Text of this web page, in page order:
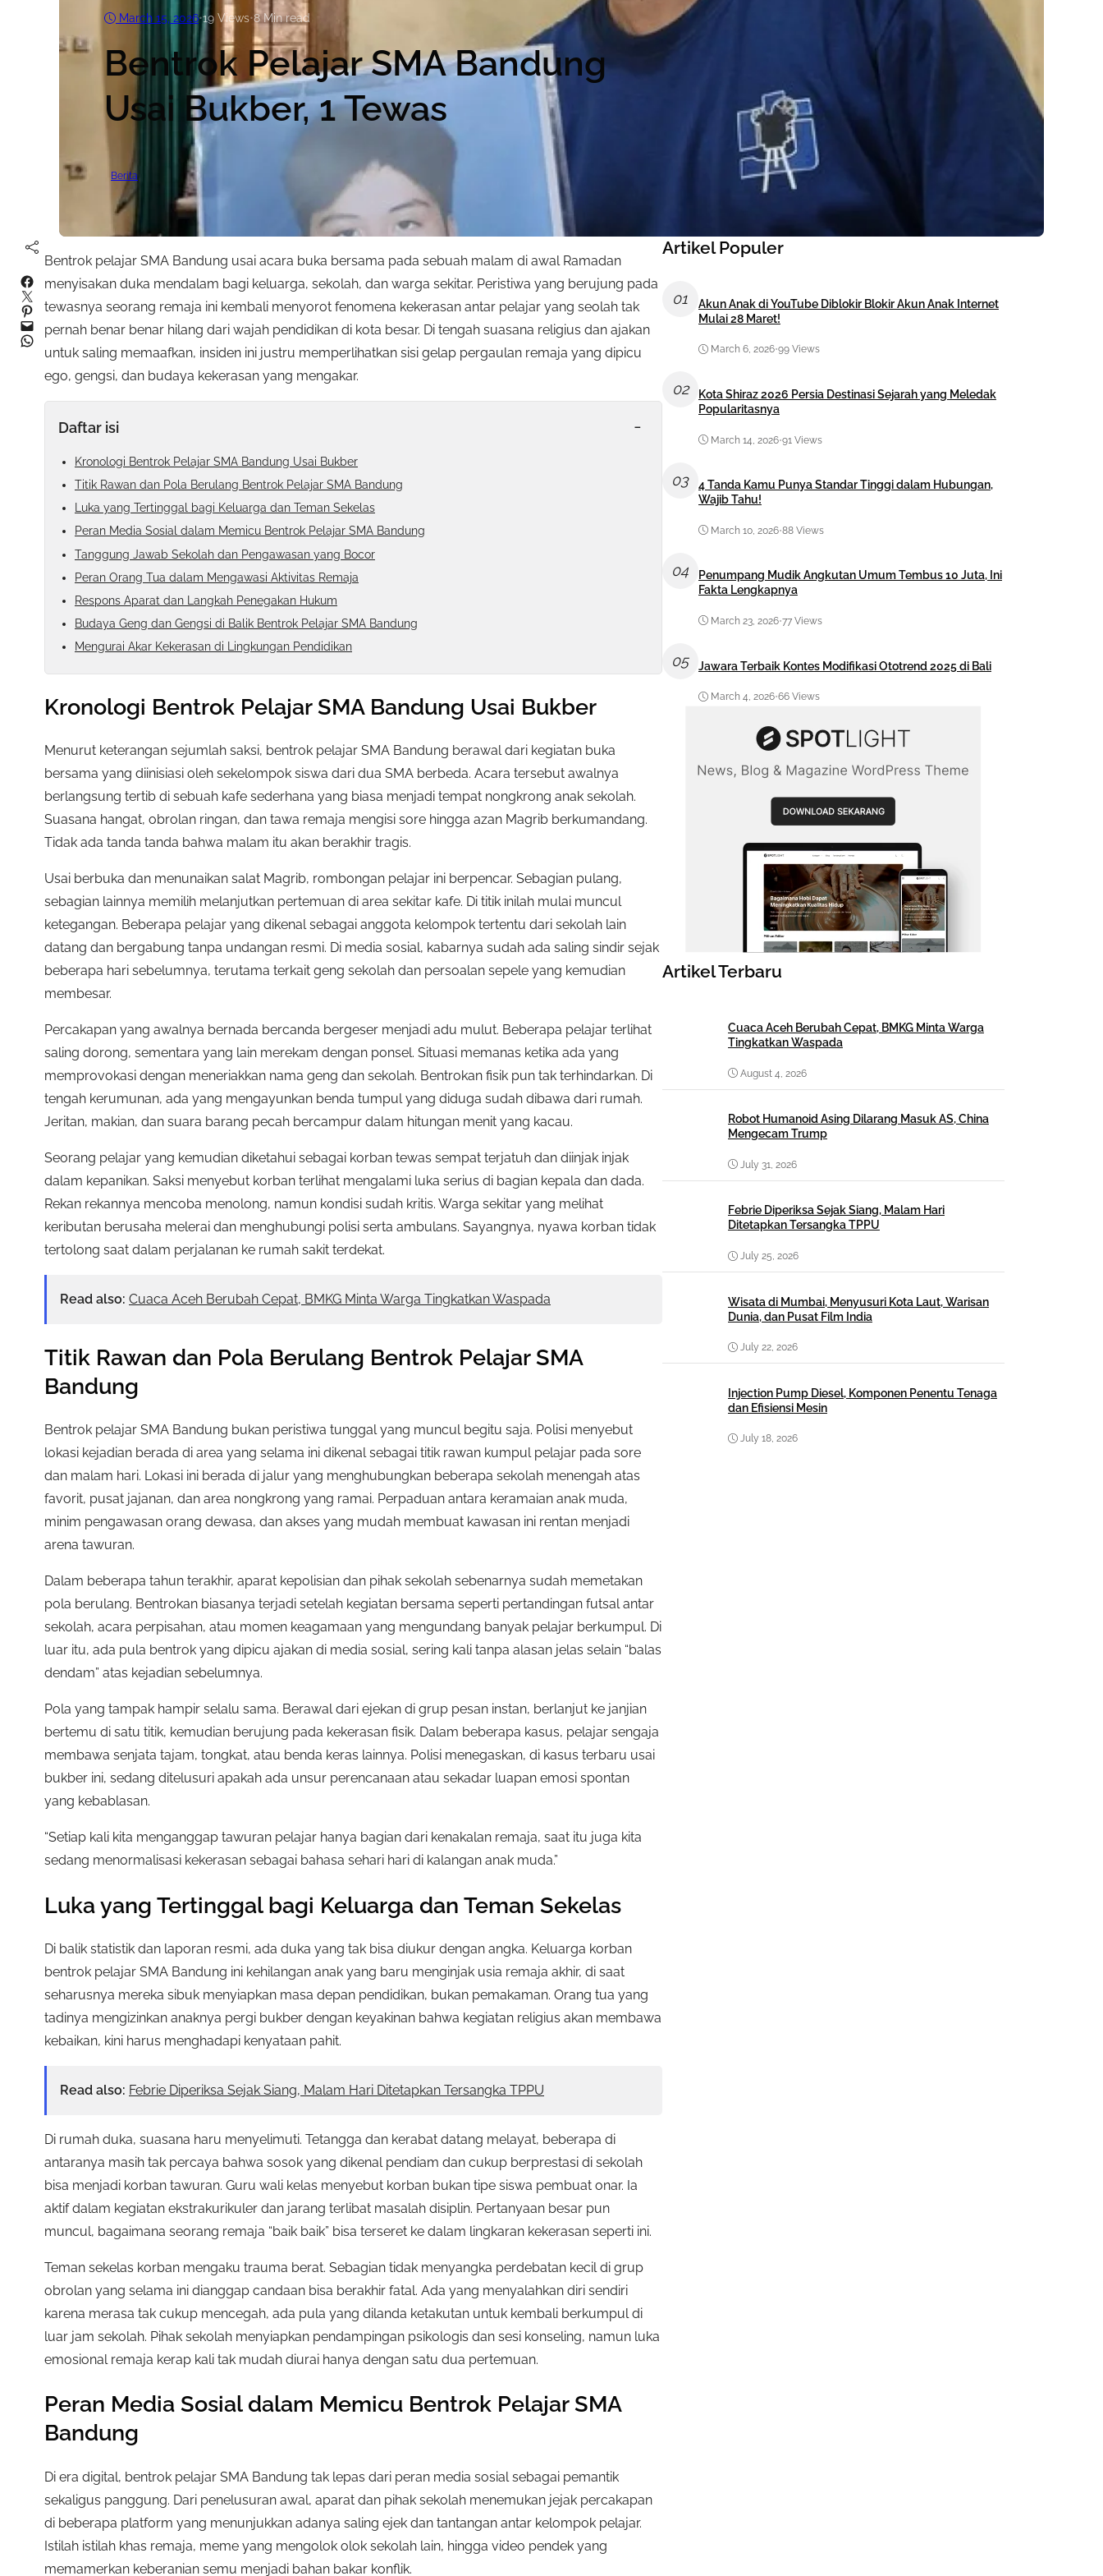
March 15, 2026•19 Views•8 Min read
Bentrok Pelajar SMA Bandung
Usai Bukber, 1 Tewas
Berita
Facebook
Twitter
Pinterest
Mail
WhatsApp
Bentrok pelajar SMA Bandung usai acara buka bersama pada sebuah malam di awal Ramadan
menyisakan duka mendalam bagi keluarga, sekolah, dan warga sekitar. Peristiwa yang berujung pada
tewasnya seorang remaja ini kembali menyorot fenomena kekerasan antar pelajar yang seolah tak
pernah benar benar hilang dari wajah pendidikan di kota besar. Di tengah suasana religius dan ajakan
untuk saling memaafkan, insiden ini justru memperlihatkan sisi gelap pergaulan remaja yang dipicu
ego, gengsi, dan budaya kekerasan yang mengakar.
Daftar isi -
Kronologi Bentrok Pelajar SMA Bandung Usai Bukber
Titik Rawan dan Pola Berulang Bentrok Pelajar SMA Bandung
Luka yang Tertinggal bagi Keluarga dan Teman Sekelas
Peran Media Sosial dalam Memicu Bentrok Pelajar SMA Bandung
Tanggung Jawab Sekolah dan Pengawasan yang Bocor
Peran Orang Tua dalam Mengawasi Aktivitas Remaja
Respons Aparat dan Langkah Penegakan Hukum
Budaya Geng dan Gengsi di Balik Bentrok Pelajar SMA Bandung
Mengurai Akar Kekerasan di Lingkungan Pendidikan
Kronologi Bentrok Pelajar SMA Bandung Usai Bukber
Menurut keterangan sejumlah saksi, bentrok pelajar SMA Bandung berawal dari kegiatan buka
bersama yang diinisiasi oleh sekelompok siswa dari dua SMA berbeda. Acara tersebut awalnya
berlangsung tertib di sebuah kafe sederhana yang biasa menjadi tempat nongkrong anak sekolah.
Suasana hangat, obrolan ringan, dan tawa remaja mengisi sore hingga azan Magrib berkumandang.
Tidak ada tanda tanda bahwa malam itu akan berakhir tragis.
Usai berbuka dan menunaikan salat Magrib, rombongan pelajar ini berpencar. Sebagian pulang,
sebagian lainnya memilih melanjutkan pertemuan di area sekitar kafe. Di titik inilah mulai muncul
ketegangan. Beberapa pelajar yang dikenal sebagai anggota kelompok tertentu dari sekolah lain
datang dan bergabung tanpa undangan resmi. Di media sosial, kabarnya sudah ada saling sindir sejak
beberapa hari sebelumnya, terutama terkait geng sekolah dan persoalan sepele yang kemudian
membesar.
Percakapan yang awalnya bernada bercanda bergeser menjadi adu mulut. Beberapa pelajar terlihat
saling dorong, sementara yang lain merekam dengan ponsel. Situasi memanas ketika ada yang
memprovokasi dengan meneriakkan nama geng dan sekolah. Bentrokan fisik pun tak terhindarkan. Di
tengah kerumunan, ada yang mengayunkan benda tumpul yang diduga sudah dibawa dari rumah.
Jeritan, makian, dan suara barang pecah bercampur dalam hitungan menit yang kacau.
Seorang pelajar yang kemudian diketahui sebagai korban tewas sempat terjatuh dan diinjak injak
dalam kepanikan. Saksi menyebut korban terlihat mengalami luka serius di bagian kepala dan dada.
Rekan rekannya mencoba menolong, namun kondisi sudah kritis. Warga sekitar yang melihat
keributan berusaha melerai dan menghubungi polisi serta ambulans. Sayangnya, nyawa korban tidak
tertolong saat dalam perjalanan ke rumah sakit terdekat.
Read also: Cuaca Aceh Berubah Cepat, BMKG Minta Warga Tingkatkan Waspada
Titik Rawan dan Pola Berulang Bentrok Pelajar SMA
Bandung
Bentrok pelajar SMA Bandung bukan peristiwa tunggal yang muncul begitu saja. Polisi menyebut
lokasi kejadian berada di area yang selama ini dikenal sebagai titik rawan kumpul pelajar pada sore
dan malam hari. Lokasi ini berada di jalur yang menghubungkan beberapa sekolah menengah atas
favorit, pusat jajanan, dan area nongkrong yang ramai. Perpaduan antara keramaian anak muda,
minim pengawasan orang dewasa, dan akses yang mudah membuat kawasan ini rentan menjadi
arena tawuran.
Dalam beberapa tahun terakhir, aparat kepolisian dan pihak sekolah sebenarnya sudah memetakan
pola berulang. Bentrokan biasanya terjadi setelah kegiatan bersama seperti pertandingan futsal antar
sekolah, acara perpisahan, atau momen keagamaan yang mengundang banyak pelajar berkumpul. Di
luar itu, ada pula bentrok yang dipicu ajakan di media sosial, sering kali tanpa alasan jelas selain “balas
dendam” atas kejadian sebelumnya.
Pola yang tampak hampir selalu sama. Berawal dari ejekan di grup pesan instan, berlanjut ke janjian
bertemu di satu titik, kemudian berujung pada kekerasan fisik. Dalam beberapa kasus, pelajar sengaja
membawa senjata tajam, tongkat, atau benda keras lainnya. Polisi menegaskan, di kasus terbaru usai
bukber ini, sedang ditelusuri apakah ada unsur perencanaan atau sekadar luapan emosi spontan
yang kebablasan.
“Setiap kali kita menganggap tawuran pelajar hanya bagian dari kenakalan remaja, saat itu juga kita
sedang menormalisasi kekerasan sebagai bahasa sehari hari di kalangan anak muda.”
Luka yang Tertinggal bagi Keluarga dan Teman Sekelas
Di balik statistik dan laporan resmi, ada duka yang tak bisa diukur dengan angka. Keluarga korban
bentrok pelajar SMA Bandung ini kehilangan anak yang baru menginjak usia remaja akhir, di saat
seharusnya mereka sibuk menyiapkan masa depan pendidikan, bukan pemakaman. Orang tua yang
tadinya mengizinkan anaknya pergi bukber dengan keyakinan bahwa kegiatan religius akan membawa
kebaikan, kini harus menghadapi kenyataan pahit.
Read also: Febrie Diperiksa Sejak Siang, Malam Hari Ditetapkan Tersangka TPPU
Di rumah duka, suasana haru menyelimuti. Tetangga dan kerabat datang melayat, beberapa di
antaranya masih tak percaya bahwa sosok yang dikenal pendiam dan cukup berprestasi di sekolah
bisa menjadi korban tawuran. Guru wali kelas menyebut korban bukan tipe siswa pembuat onar. Ia
aktif dalam kegiatan ekstrakurikuler dan jarang terlibat masalah disiplin. Pertanyaan besar pun
muncul, bagaimana seorang remaja “baik baik” bisa terseret ke dalam lingkaran kekerasan seperti ini.
Teman sekelas korban mengaku trauma berat. Sebagian tidak menyangka perdebatan kecil di grup
obrolan yang selama ini dianggap candaan bisa berakhir fatal. Ada yang menyalahkan diri sendiri
karena merasa tak cukup mencegah, ada pula yang dilanda ketakutan untuk kembali berkumpul di
luar jam sekolah. Pihak sekolah menyiapkan pendampingan psikologis dan sesi konseling, namun luka
emosional remaja kerap kali tak mudah diurai hanya dengan satu dua pertemuan.
Peran Media Sosial dalam Memicu Bentrok Pelajar SMA
Bandung
Di era digital, bentrok pelajar SMA Bandung tak lepas dari peran media sosial sebagai pemantik
sekaligus panggung. Dari penelusuran awal, aparat dan pihak sekolah menemukan jejak percakapan
di beberapa platform yang menunjukkan adanya saling ejek dan tantangan antar kelompok pelajar.
Istilah istilah khas remaja, meme yang mengolok olok sekolah lain, hingga video pendek yang
memamerkan keberanian semu menjadi bahan bakar konflik.
Artikel Populer
01
Akun Anak di YouTube Diblokir Blokir Akun Anak Internet
Mulai 28 Maret!
March 6, 2026•99 Views
02
Kota Shiraz 2026 Persia Destinasi Sejarah yang Meledak
Popularitasnya
March 14, 2026•91 Views
03
4 Tanda Kamu Punya Standar Tinggi dalam Hubungan,
Wajib Tahu!
March 10, 2026•88 Views
04
Penumpang Mudik Angkutan Umum Tembus 10 Juta, Ini
Fakta Lengkapnya
March 23, 2026•77 Views
05 Jawara Terbaik Kontes Modifikasi Ototrend 2025 di Bali
March 4, 2026•66 Views
Artikel Terbaru
Cuaca Aceh Berubah Cepat, BMKG Minta Warga
Tingkatkan Waspada
August 4, 2026
Robot Humanoid Asing Dilarang Masuk AS, China
Mengecam Trump
July 31, 2026
Febrie Diperiksa Sejak Siang, Malam Hari
Ditetapkan Tersangka TPPU
July 25, 2026
Wisata di Mumbai, Menyusuri Kota Laut, Warisan
Dunia, dan Pusat Film India
July 22, 2026
Injection Pump Diesel, Komponen Penentu Tenaga
dan Efisiensi Mesin
July 18, 2026